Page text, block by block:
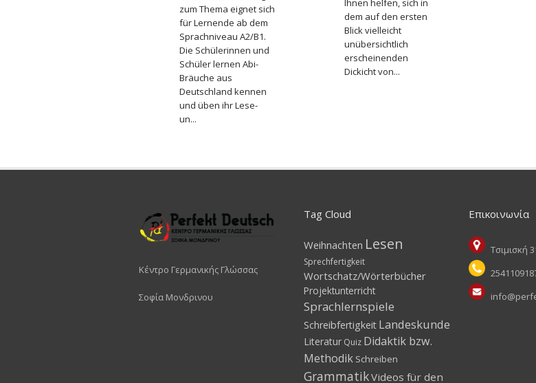
zum Thema eignet sich
für Lernende ab dem
Sprachniveau A2/B1.
Die Schülerinnen und
Schüler lernen Abi-
Bräuche aus
Deutschland kennen
und üben ihr Lese-
un...
Ihnen helfen, sich in
dem auf den ersten
Blick vielleicht
unübersichtlich
erscheinenden
Dickicht von...
Κέντρο Γερμανικής Γλώσσας
Σοφία Μονδρινου
Tag Cloud
Weihnachten Lesen
Sprechfertigkeit
Wortschatz/Wörterbücher
Projektunterricht
Sprachlernspiele
Schreibfertigkeit Landeskunde
Literatur Quiz Didaktik bzw.
Methodik Schreiben
GrammatikVideos für den
Επικοινωνία
Τσιμισκή